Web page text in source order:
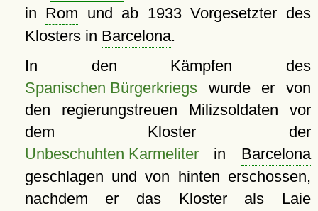
in Rom und ab 1933 Vorgesetzter des
Klosters in Barcelona.
In den Kämpfen des
Spanischen Bürgerkriegswurde er von
den regierungstreuen Milizsoldaten vor
dem Kloster der
Unbeschuhten Karmeliterin Barcelona
geschlagen und von hinten erschossen,
nachdem er das Kloster als Laie